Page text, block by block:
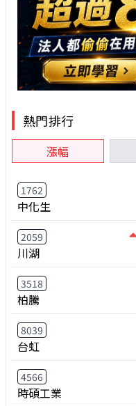
熱門排行
漲幅
1762
中化生
2059
川湖
3518
柏騰
8039
台虹
4566
時碩工業